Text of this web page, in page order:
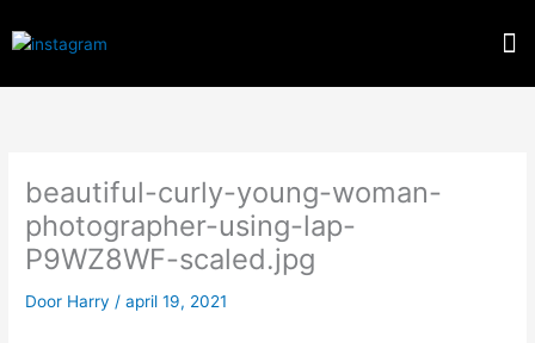
naar
inhoud
beautiful-curly-young-woman-
photographer-using-lap-
P9WZ8WF-scaled.jpg
Door Harry /april 19, 2021